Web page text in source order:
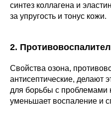
синтез коллагена и
за упругость и тонус кожи.
2.
Свойства озона,
антисептические, делают
для борьбы с проблемами
уменьшает воспаление и